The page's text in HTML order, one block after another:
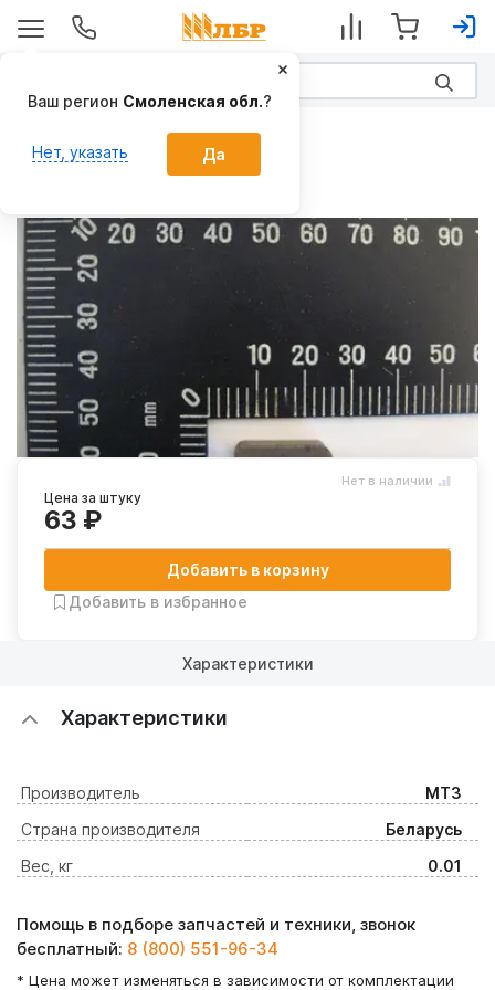
шпонка 6х6х20
Нет в наличии
Цена за штуку
63 ₽
Добавить в корзину
Добавить в избранное
Характеристики
Характеристики
Производитель
МТЗ
Страна производителя
Беларусь
Вес, кг
0.01
Помощь в подборе запчастей и техники, звонок
бесплатный: 8 (800) 551-96-34
* Цена может изменяться в зависимости от комплектации
Ваш регион Смоленская обл.?
Нет, указать Да